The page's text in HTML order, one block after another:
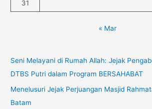
31
« Mar
Seni Melayani di Rumah Allah: Jejak
DTBS Putri dalam Program BERSAHABAT
Menelusuri Jejak Perjuangan Masjid
Batam